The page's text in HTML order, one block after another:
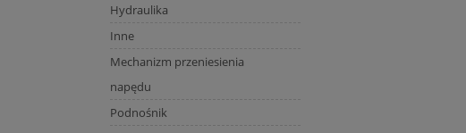
Hydraulika
Inne
Mechanizm przeniesienia
napędu
Podnośnik